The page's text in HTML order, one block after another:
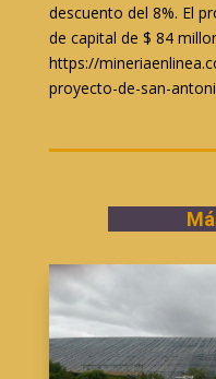
descuento del 8%. El
de capital de $ 84
https://
proyecto-de-san-